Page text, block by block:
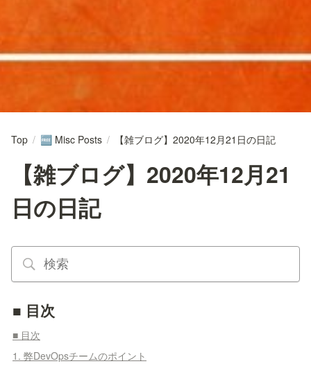
Top / 🆓 Misc Posts / 【雑ブログ】2020年12月21日の日記
【雑ブログ】2020年12月21
日の日記
■ 目次
■ 目次
1. 弊DevOpsチームのポイント